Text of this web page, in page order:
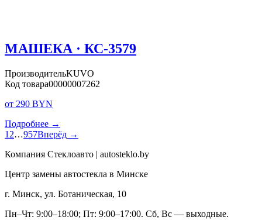
МАШЕКА · КС-3579
ПроизводительKUVO
Код товара00000007262
от 290 BYN
Подробнее →
1 2…957Вперёд →
Компания Стеклоавто | autosteklo.by
Центр замены автостекла в Минске
г. Минск, ул. Ботаническая, 10
Пн–Чт: 9:00–18:00; Пт: 9:00–17:00. Сб, Вс — выходные.